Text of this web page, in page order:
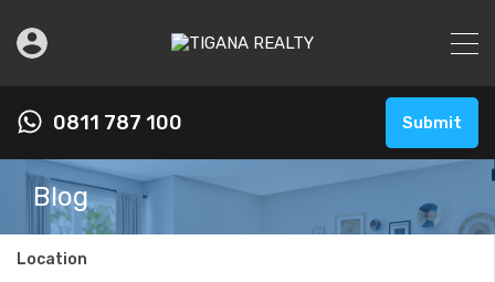
0811 787 100 Submit
Blog
Location